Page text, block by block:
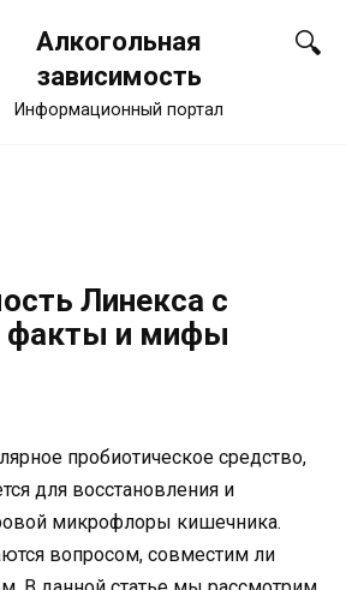
Алкогольная
зависимость
Информационный портал
Линекса с
факты и мифы
пробиотическое средство,
для восстановления и
микрофлоры кишечника.
вопросом, совместим ли